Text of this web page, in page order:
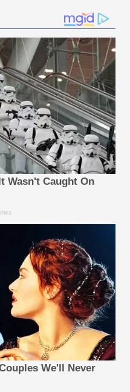
Wasn't Caught On
We'll Never